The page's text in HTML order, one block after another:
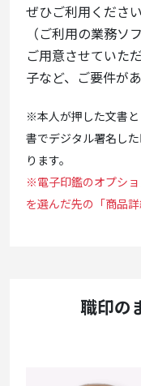
ぜひご利用ください
（ご利用の業務ソ
ご用意させていた
子など、ご要件が
※本人が押した文書
書でデジタル署名し
ります。
※電子印鑑のオプシ
を選んだ先の「商品
職印の